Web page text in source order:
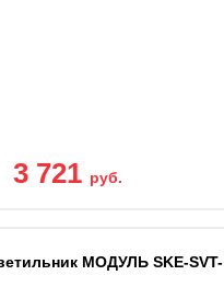
3 721 руб.
МОДУЛЬ SKE-SVT-